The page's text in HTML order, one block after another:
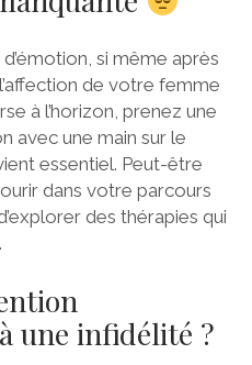
si même après
de votre femme
à l’horizon, prenez une
avec une main sur le
essentiel. Peut-être
dans votre parcours
des thérapies qui
une infidélité ?